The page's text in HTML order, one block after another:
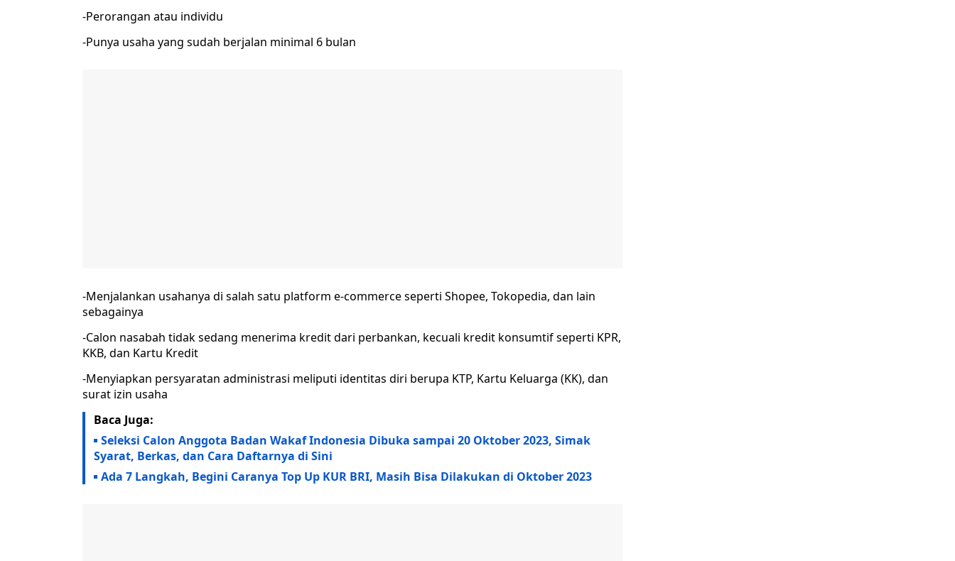
-Perorangan atau individu
-Punya usaha yang sudah berjalan minimal 6 bulan
-Menjalankan usahanya di salah satu platform e-commerce seperti Shopee, Tokopedia, dan lain
sebagainya
-Calon nasabah tidak sedang menerima kredit dari perbankan, kecuali kredit konsumtif seperti KPR,
KKB, dan Kartu Kredit
-Menyiapkan persyaratan administrasi meliputi identitas diri berupa KTP, Kartu Keluarga (KK), dan
surat izin usaha
Baca Juga:
Seleksi Calon Anggota Badan Wakaf Indonesia Dibuka sampai 20 Oktober 2023, Simak
Syarat, Berkas, dan Cara Daftarnya di Sini
Ada 7 Langkah, Begini Caranya Top Up KUR BRI, Masih Bisa Dilakukan di Oktober 2023